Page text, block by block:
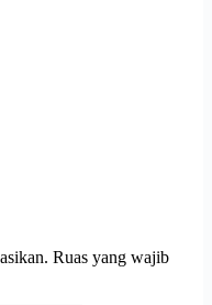
Ruas yang wajib